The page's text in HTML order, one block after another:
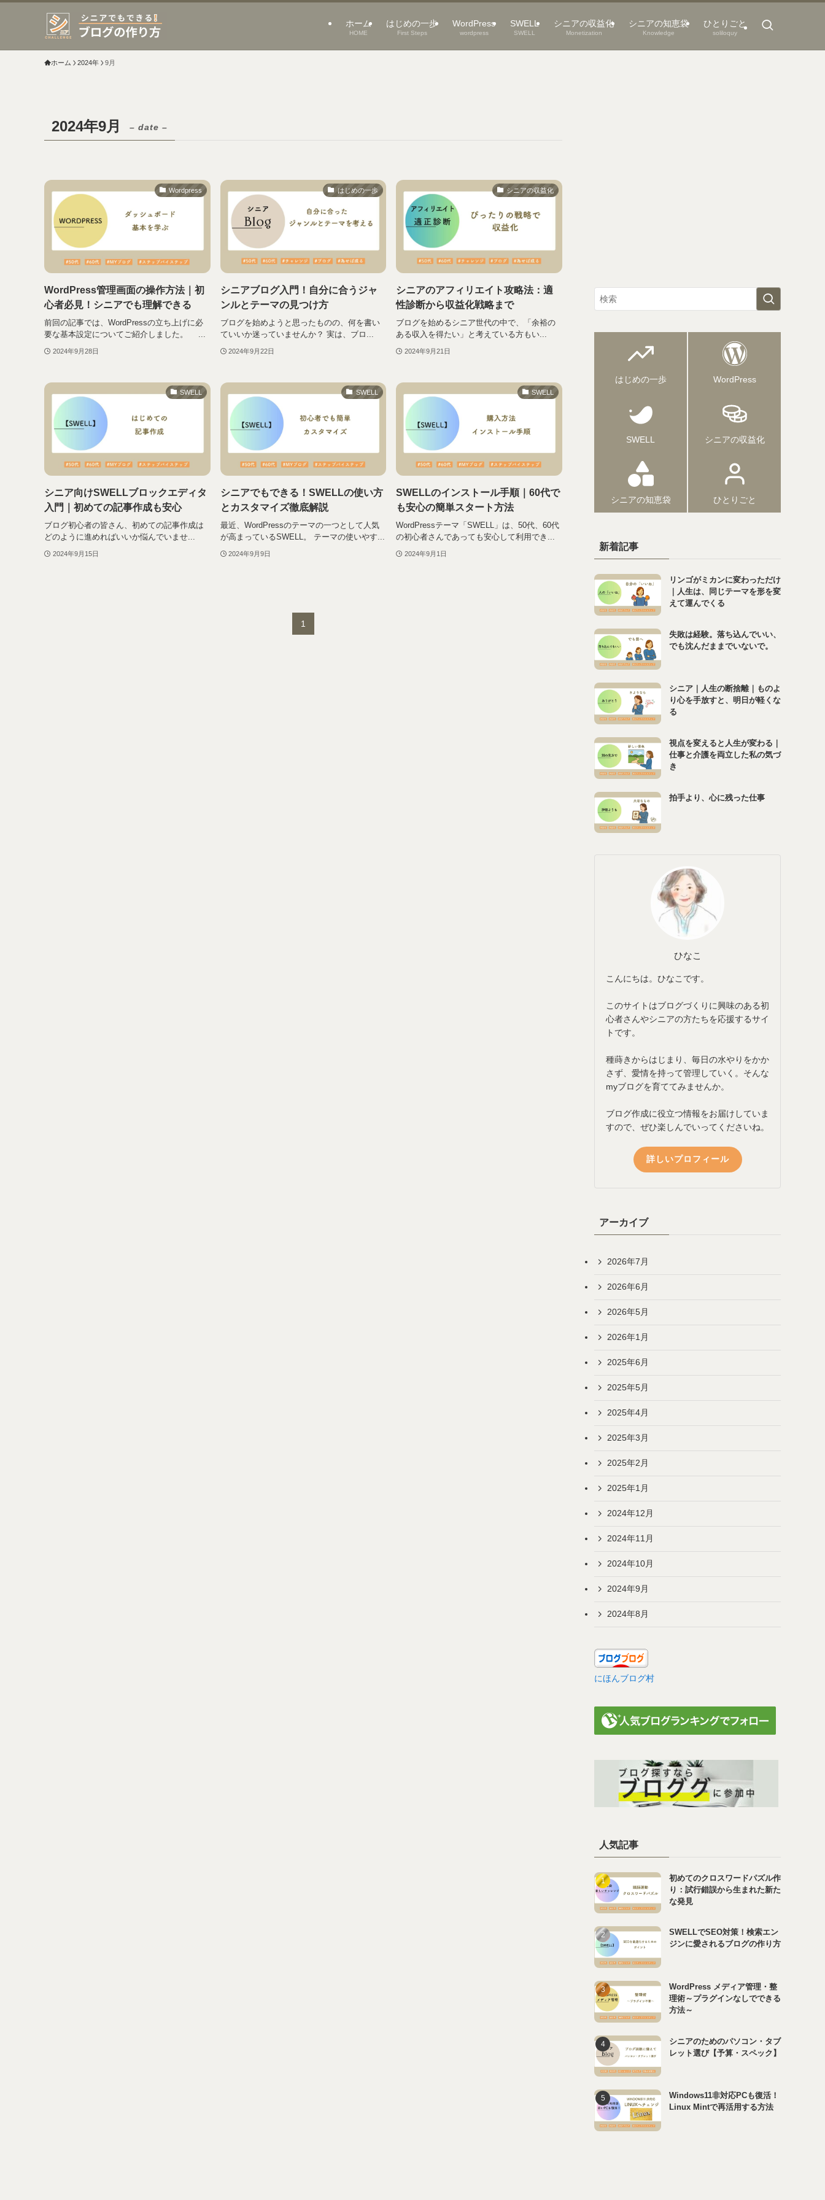
ホーム
HOME
はじめの一歩
First Steps
WordPress
wordpress
SWELL
SWELL
シニアの収益化
Monetization
シニアの知恵袋
Knowledge
ひとりごと
soliloquy
ホーム 2024年 9月
2024年9月 – date –
Wordpress
WordPress管理画面の操作方法｜初
心者必見！シニアでも理解できる
前回の記事では、WordPressの立ち上げに必
要な基本設定についてご紹介しました。 ...
2024年9月28日
はじめの一歩
シニアブログ入門！自分に合うジャ
ンルとテーマの見つけ方
ブログを始めようと思ったものの、何を書い
ていいか迷っていませんか？ 実は、ブロ...
2024年9月22日
シニアの収益化
シニアのアフィリエイト攻略法：適
性診断から収益化戦略まで
ブログを始めるシニア世代の中で、「余裕の
ある収入を得たい」と考えている方もい...
2024年9月21日
SWELL
シニア向けSWELLブロックエディタ
入門｜初めての記事作成も安心
ブログ初心者の皆さん、初めての記事作成は
どのように進めればいいか悩んでいませ...
2024年9月15日
SWELL
シニアでもできる！SWELLの使い方
とカスタマイズ徹底解説
最近、WordPressのテーマの一つとして人気
が高まっているSWELL。 テーマの使いやす...
2024年9月9日
SWELL
SWELLのインストール手順｜60代で
も安心の簡単スタート方法
WordPressテーマ「SWELL」は、50代、60代
の初心者さんであっても安心して利用でき...
2024年9月1日
1
はじめの一歩 WordPress
SWELL シニアの収益化
シニアの知恵袋 ひとりごと
新着記事
リンゴがミカンに変わっただけ
｜人生は、同じテーマを形を変
えて運んでくる
失敗は経験。落ち込んでいい、
でも沈んだままでいないで。
シニア｜人生の断捨離｜ものよ
り心を手放すと、明日が軽くな
る
視点を変えると人生が変わる｜
仕事と介護を両立した私の気づ
き
拍手より、心に残った仕事
ひなこ
こんにちは。ひなこです。
このサイトはブログづくりに興味のある初
心者さんやシニアの方たちを応援するサイ
トです。
種蒔きからはじまり、毎日の水やりをかか
さず、愛情を持って管理していく。そんな
myブログを育ててみませんか。
ブログ作成に役立つ情報をお届けしていま
すので、ぜひ楽しんでいってくださいね。
詳しいプロフィール
アーカイブ
2026年7月
2026年6月
2026年5月
2026年1月
2025年6月
2025年5月
2025年4月
2025年3月
2025年2月
2025年1月
2024年12月
2024年11月
2024年10月
2024年9月
2024年8月
にほんブログ村
人気記事
初めてのクロスワードパズル作
り：試行錯誤から生まれた新た
な発見
SWELLでSEO対策！検索エン
ジンに愛されるブログの作り方
WordPress メディア管理・整
理術～プラグインなしでできる
方法～
シニアのためのパソコン・タブ
レット選び【予算・スペック】
Windows11非対応PCも復活！
Linux Mintで再活用する方法